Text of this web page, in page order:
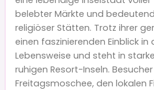
belebter Märkte und
religiöser Stätten. Trotz ihrer
einen faszinierenden Einblick
Lebensweise und steht in
ruhigen Resort-Inseln.
Freitagsmoschee, den lokalen